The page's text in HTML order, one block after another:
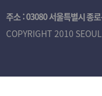
주소 : 03080 서울특별시 종
COPYRIGHT 2010